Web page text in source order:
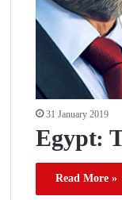
31 January 2019
Egypt:
Read More »